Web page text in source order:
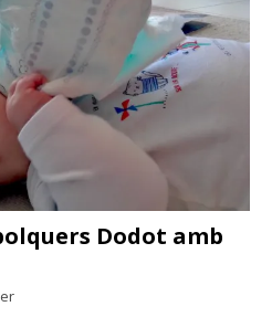
Dodot amb